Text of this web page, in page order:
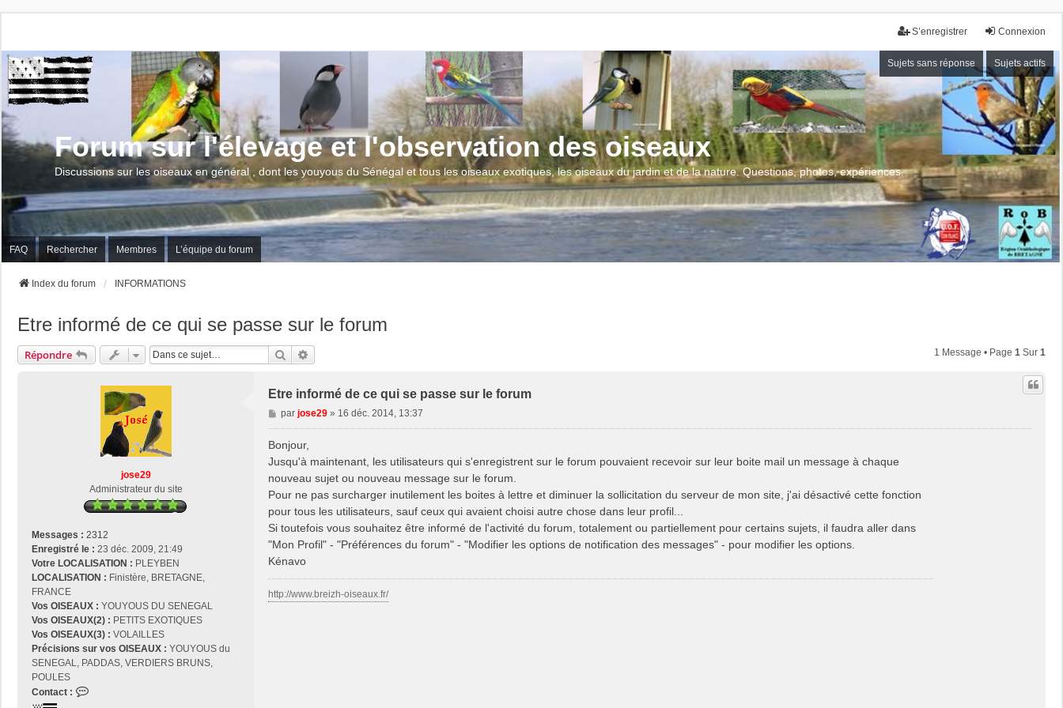
Connexion
S’enregistrer
Sujets sans réponse Sujets actifs
Forum sur l'élevage et l'observation des oiseaux
Discussions sur les oiseaux en général , dont les youyous du Sénégal et tous les oiseaux exotiques, les oiseaux du jardin et de la nature. Questions, photos, expériences.
FAQ Rechercher Membres L’équipe du forum
Index du forum INFORMATIONS
Etre informé de ce qui se passe sur le forum
Répondre Rechercher 1 Message • Page 1 Sur 1
jose29
Administrateur du site
Messages : 2312
Enregistré le : 23 déc. 2009, 21:49
Votre LOCALISATION : PLEYBEN
LOCALISATION : Finistère, BRETAGNE,
FRANCE
Vos OISEAUX : YOUYOUS DU SENEGAL
Vos OISEAUX(2) : PETITS EXOTIQUES
Vos OISEAUX(3) : VOLAILLES
Précisions sur vos OISEAUX : YOUYOUS du
SENEGAL, PADDAS, VERDIERS BRUNS,
POULES
Contact :
Etre informé de ce qui se passe sur le forum
M
e
a
g
e
par jose29» 16 déc. 2014, 13:37
Bonjour,
Jusqu'à maintenant, les utilisateurs qui s'enregistrent sur le forum pouvaient recevoir sur leur boite mail un message à chaque
nouveau sujet ou nouveau message sur le forum.
Pour ne pas surcharger inutilement les boites à lettre et diminuer la sollicitation du serveur de mon site, j'ai désactivé cette fonction
pour tous les utilisateurs, sauf ceux qui avaient choisi autre chose dans leur profil...
Si toutefois vous souhaitez être informé de l'activité du forum, totalement ou partiellement pour certains sujets, il faudra aller dans
"Mon Profil" - "Préférences du forum" - "Modifier les options de notification des messages" - pour modifier les options.
Kénavo
http://www.breizh-oiseaux.fr/